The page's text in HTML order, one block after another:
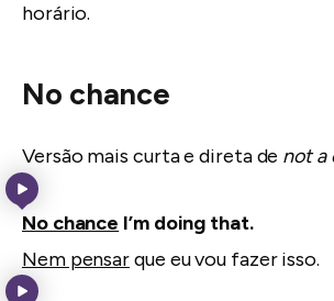
horário.
No chance
Versão mais curta e direta de not a
No chance I’m doing that.
Nem pensarque eu vou fazer isso.